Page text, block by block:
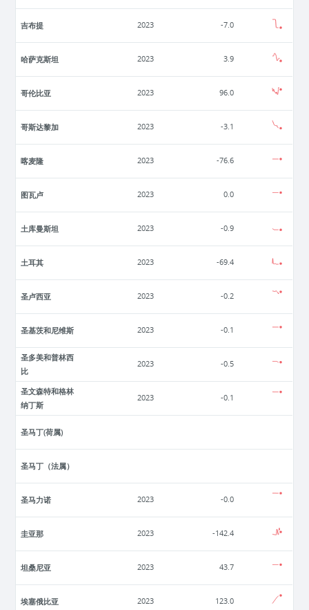
吉布提 2023 -7.0
哈萨克斯坦 2023 3.9
哥伦比亚 2023 96.0
哥斯达黎加 2023 -3.1
喀麦隆 2023 -76.6
图瓦卢 2023 0.0
土库曼斯坦 2023 -0.9
土耳其 2023 -69.4
圣卢西亚 2023 -0.2
圣基茨和尼维斯 2023 -0.1
圣多美和普林西
比
2023 -0.5
圣文森特和格林
纳丁斯
2023 -0.1
圣马丁(荷属)
圣马丁（法属）
圣马力诺 2023 -0.0
圭亚那 2023 -142.4
坦桑尼亚 2023 43.7
埃塞俄比亚 2023 123.0